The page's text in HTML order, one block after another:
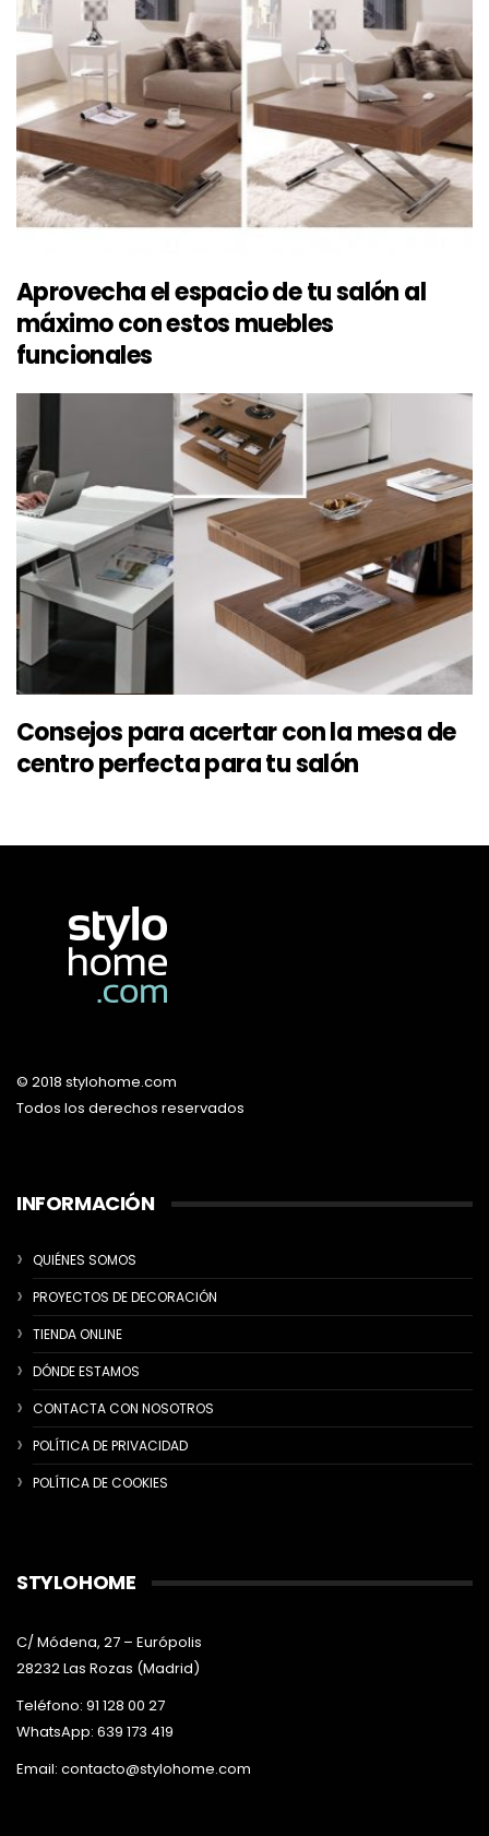
Aprovecha el espacio de tu salón al
máximo con estos muebles
funcionales
Consejos para acertar con la mesa de
centro perfecta para tu salón
© 2018 stylohome.com
Todos los derechos reservados
INFORMACIÓN
QUIÉNES SOMOS
PROYECTOS DE DECORACIÓN
TIENDA ONLINE
DÓNDE ESTAMOS
CONTACTA CON NOSOTROS
POLÍTICA DE PRIVACIDAD
POLÍTICA DE COOKIES
STYLOHOME
C/ Módena, 27 – Európolis
28232 Las Rozas (Madrid)
Teléfono: 91 128 00 27
WhatsApp: 639 173 419
Email: contacto@stylohome.com